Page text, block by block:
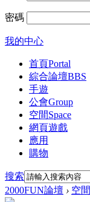
密碼
我的中心
首頁Portal
綜合論壇BBS
手遊
公會Group
空間Space
網頁遊戲
應用
購物
搜索
2000FUN論壇 › 空間